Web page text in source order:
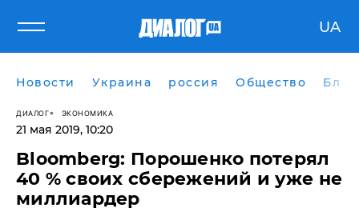
UA
Новости Украина россия Общество
ДИАЛОГ ЭКОНОМИКА
21 мая 2019, 10:20
Bloomberg: Порошенко потерял
40 % своих сбережений и уже не
миллиардер